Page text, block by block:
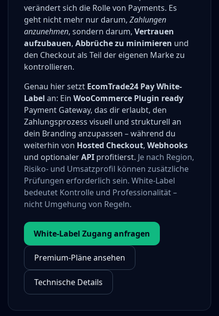
verändert sich die Rolle von Payments. Es
geht nicht mehr nur darum, Zahlungen
anzunehmen, sondern darum, Vertrauen
aufzubauen, Abbrüche zu minimieren und
den Checkout als Teil der eigenen Marke zu
kontrollieren.
Genau hier setzt EcomTrade24 Pay White-
Label an: Ein WooCommerce Plugin ready
Payment Gateway, das dir erlaubt, den
Zahlungsprozess visuell und strukturell an
dein Branding anzupassen – während du
weiterhin von Hosted Checkout, Webhooks
und optionalerAPI profitierst. Je nach Region,
Risiko- und Umsatzprofil können zusätzliche
Prüfungen erforderlich sein. White-Label
bedeutet Kontrolle und Professionalität –
nicht Umgehung von Regeln.
White-Label Zugang anfragen
Premium-Pläne ansehen
Technische Details